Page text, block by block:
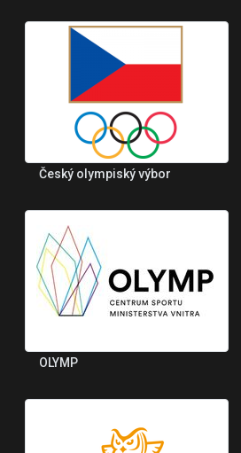
Český olympiský výbor
OLYMP